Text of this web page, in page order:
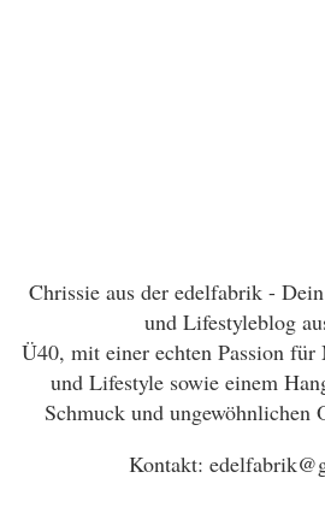
Chrissie aus der edelfabrik -
und Lifestyleblog
Ü40, mit einer echten Passion
und Lifestyle sowie einem
Schmuck und ungewöhnlichen
Kontakt: